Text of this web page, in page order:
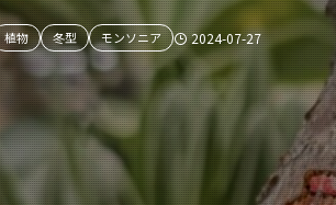
植物 冬型 モンソニア 2024-07-27